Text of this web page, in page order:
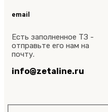
email
Есть заполненное ТЗ -
отправьте его нам на
почту.
info@zetaline.ru